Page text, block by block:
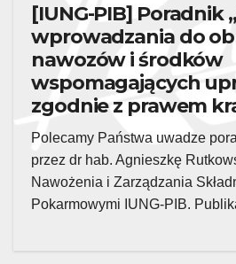
[IUNG-PIB] Poradnik
wprowadzania do
nawozów i środków
wspomagających
zgodnie z prawem
Polecamy Państwa uwadze
przez dr hab. Agnieszkę
Nawożenia i Zarządzania
Pokarmowymi IUNG-PIB.